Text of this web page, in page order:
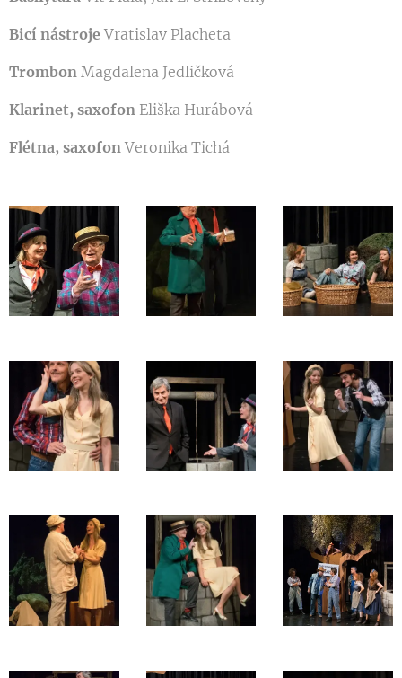
Bicí nástroje Vratislav Placheta
Trombon Magdalena Jedličková
Klarinet, saxofon Eliška Hurábová
Flétna, saxofon Veronika Tichá